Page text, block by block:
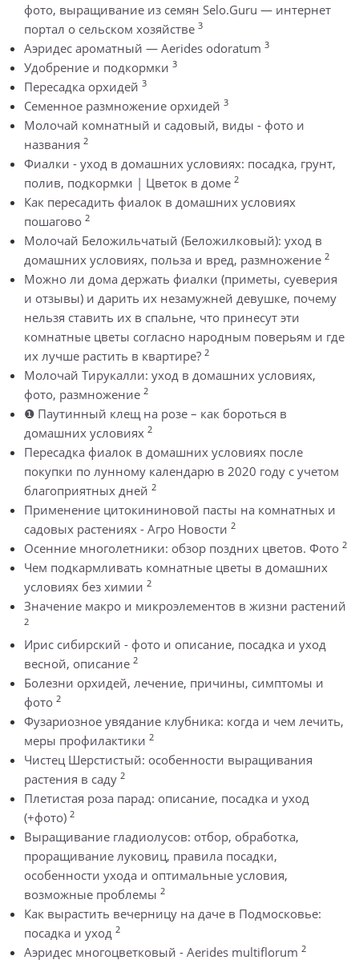
фото, выращивание из семян Selo.Guru — интернет
портал о сельском хозяйстве 3
Аэридес ароматный — Aerides odoratum 3
Удобрение и подкормки 3
Пересадка орхидей 3
Семенное размножение орхидей 3
Молочай комнатный и садовый, виды - фото и
названия 2
Фиалки - уход в домашних условиях: посадка, грунт,
полив, подкормки | Цветок в доме 2
Как пересадить фиалок в домашних условиях
пошагово 2
Молочай Беложильчатый (Беложилковый): уход в
домашних условиях, польза и вред, размножение 2
Можно ли дома держать фиалки (приметы, суеверия
и отзывы) и дарить их незамужней девушке, почему
нельзя ставить их в спальне, что принесут эти
комнатные цветы согласно народным поверьям и где
их лучше растить в квартире? 2
Молочай Тирукалли: уход в домашних условиях,
фото, размножение 2
❶ Паутинный клещ на розе – как бороться в
домашних условиях 2
Пересадка фиалок в домашних условиях после
покупки по лунному календарю в 2020 году с учетом
благоприятных дней 2
Применение цитокининовой пасты на комнатных и
садовых растениях - Агро Новости 2
Осенние многолетники: обзор поздних цветов. Фото 2
Чем подкармливать комнатные цветы в домашних
условиях без химии 2
Значение макро и микроэлементов в жизни растений
2
Ирис сибирский - фото и описание, посадка и уход
весной, описание 2
Болезни орхидей, лечение, причины, симптомы и
фото 2
Фузариозное увядание клубника: когда и чем лечить,
меры профилактики 2
Чистец Шерстистый: особенности выращивания
растения в саду 2
Плетистая роза парад: описание, посадка и уход
(+фото) 2
Выращивание гладиолусов: отбор, обработка,
проращивание луковиц, правила посадки,
особенности ухода и оптимальные условия,
возможные проблемы 2
Как вырастить вечерницу на даче в Подмосковье:
посадка и уход 2
Аэридес многоцветковый - Aerides multiflorum 2